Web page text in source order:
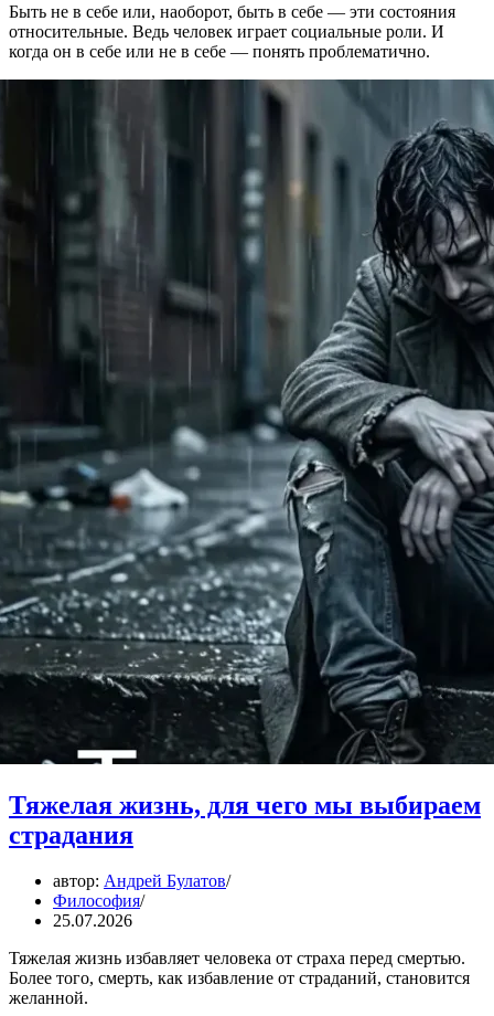
Быть не в себе или, наоборот, быть в себе — эти состояния
относительные. Ведь человек играет социальные роли. И
когда он в себе или не в себе — понять проблематично.
Тяжелая жизнь, для чего мы выбираем
страдания
автор: Андрей Булатов
Философия
25.07.2026
Тяжелая жизнь избавляет человека от страха перед смертью.
Более того, смерть, как избавление от страданий, становится
желанной.